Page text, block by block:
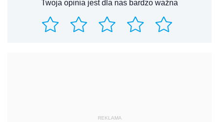
Twoja opinia jest dla nas bardzo ważna
REKLAMA